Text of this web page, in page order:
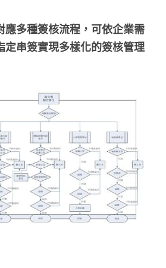
應多種簽核流程，可依企業需
定串簽實現多樣化的簽核管理